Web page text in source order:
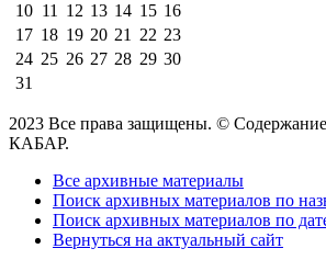
10 11 12 13 14 15 16
17 18 19 20 21 22 23
24 25 26 27 28 29 30
31
2023 Все права защищены. ©
КАБАР.
Все архивные материалы
Поиск архивных материалов по
Поиск архивных материалов по
Вернуться на актуальный сайт